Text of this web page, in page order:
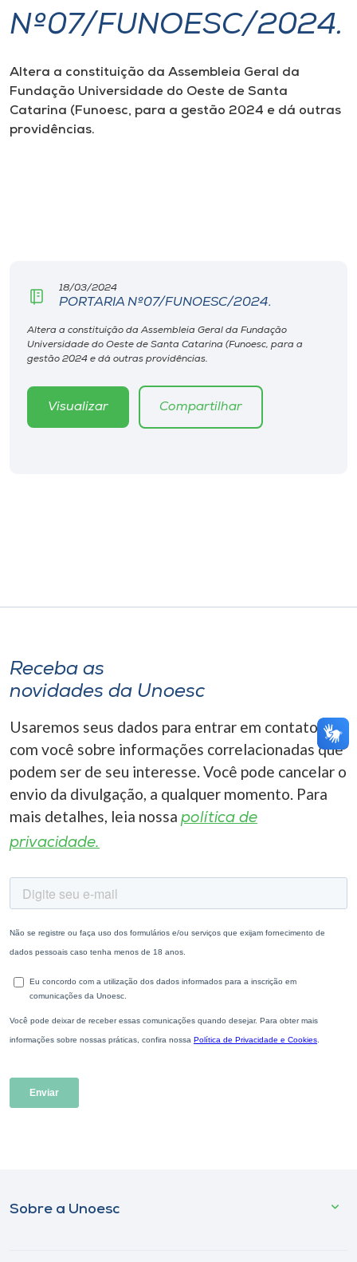
I.nova
Diplomados
Cultura
Museu
Unoesc
A-
Nº07/FUNOESC/2024.
Altera a constituição da Assembleia Geral da
Fundação Universidade do Oeste de Santa
Catarina (Funoesc, para a gestão 2024 e dá outras
providências.
18/03/2024
PORTARIA Nº07/FUNOESC/2024.
Altera a constituição da Assembleia Geral da Fundação
Universidade do Oeste de Santa Catarina (Funoesc, para a
gestão 2024 e dá outras providências.
Visualizar Compartilhar
Receba as
novidades da Unoesc
Usaremos seus dados para entrar em contato
com você sobre informações correlacionadas que
podem ser de seu interesse. Você pode cancelar o
envio da divulgação, a qualquer momento. Para
mais detalhes, leia nossa política de
privacidade.
Sobre a Unoesc